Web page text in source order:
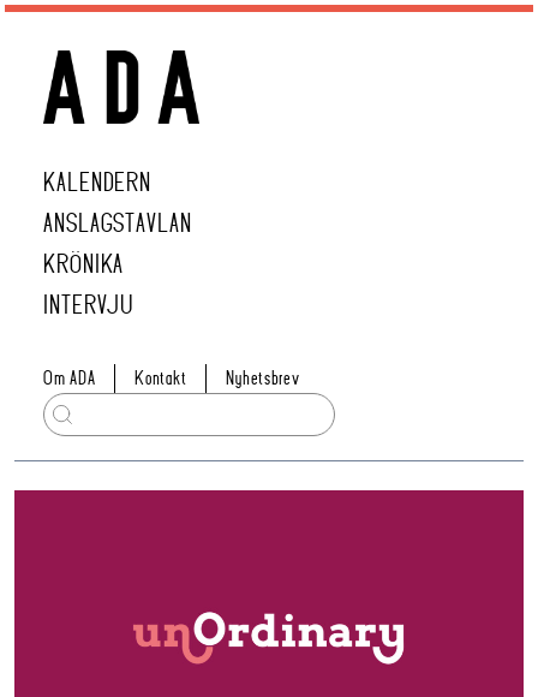
KALENDERN
ANSLAGSTAVLAN
KRÖNIKA
INTERVJU
Om ADA Kontakt Nyhetsbrev